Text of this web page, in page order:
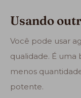
Usando
Você pode usar
qualidade. É
menos
potente.